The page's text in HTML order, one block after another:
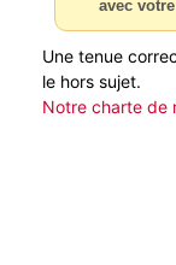
avec
Une tenue
le hors sujet.
Notre charte de